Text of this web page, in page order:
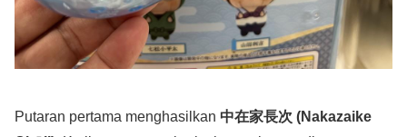
Putaran pertama menghasilkan 中在家長次 (Nakazaike